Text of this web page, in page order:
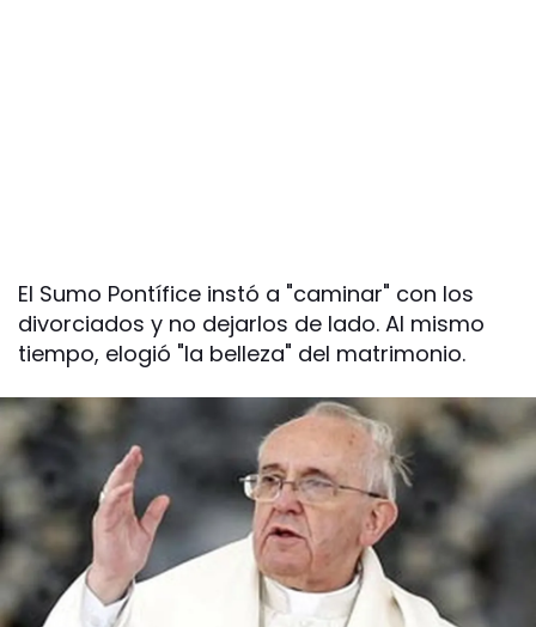
El Sumo Pontífice instó a "caminar" con los
divorciados y no dejarlos de lado. Al mismo
tiempo, elogió "la belleza" del matrimonio.